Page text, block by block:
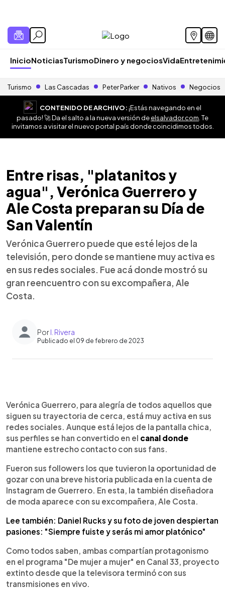
InicioNoticiasTurismoDinero y negociosVida
Turismo Las Cascadas Peter Parker Nativos Negocios
CONTENIDO DE ARCHIVO:¡Estás navegando en el
pasado! 🚀 Da el salto a la nueva versión deelsalvador.com . Te
invitamos a visitar el nuevo portal país donde coincidimos todos.
Entre risas, "platanitos y
agua", Verónica Guerrero y
Ale Costa preparan su Día de
San Valentín
Verónica Guerrero puede que esté lejos de la
televisión, pero donde se mantiene muy activa es
en sus redes sociales. Fue acá donde mostró su
gran reencuentro con su excompañera, Ale
Costa.
PorI. Rivera
Publicado el 09 de febrero de 2023
► Escuchar artículo
Verónica Guerrero, para alegría de todos aquellos que
siguen su trayectoria de cerca, está muy activa en sus
redes sociales. Aunque está lejos de la pantalla chica,
sus perfiles se han convertido en el canal donde
mantiene estrecho contacto con sus fans.
Fueron sus followers los que tuvieron la oportunidad de
gozar con una breve historia publicada en la cuenta de
Instagram de Guerrero. En esta, la también diseñadora
de moda aparece con su excompañera, Ale Costa.
Lee también: Daniel Rucks y su foto de joven despiertan
pasiones: "Siempre fuiste y serás mi amor platónico"
Como todos saben, ambas compartían protagonismo
en el programa "De mujer a mujer" en Canal 33, proyecto
extinto desde que la televisora terminó con sus
transmisiones en vivo.